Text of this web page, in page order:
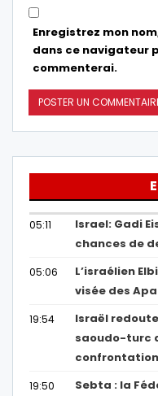
Enregistrez mon
dans ce navigateur
commenterai.
05:11
Israel: Gadi
chances de
05:06
L’israélien
visée des
19:54
Israël
saoudo-turc
19:50
Sebta : la